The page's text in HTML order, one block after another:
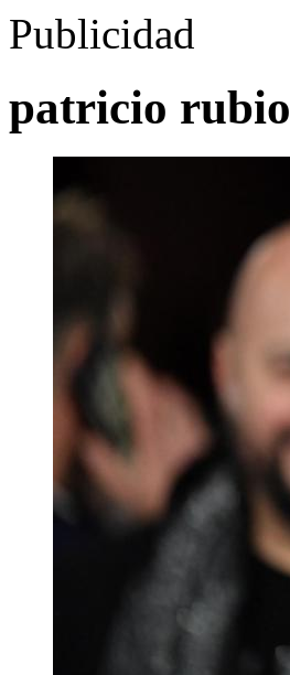
Publicidad
patricio rubio